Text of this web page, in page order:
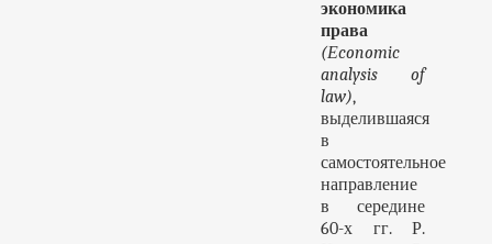
экономика
права
(Еconomic
analysis of
law),
выделившаяся
в
самостоятельное
направление
в середине
60-х гг. Р.